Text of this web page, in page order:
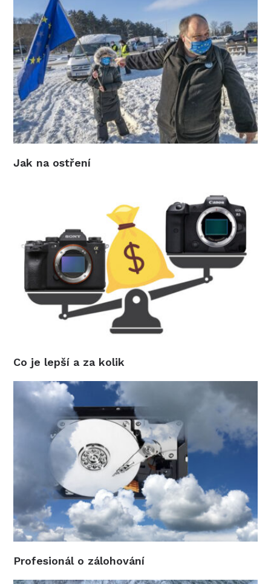
Jak na ostření
Co je lepší a za kolik
Profesionál o zálohování